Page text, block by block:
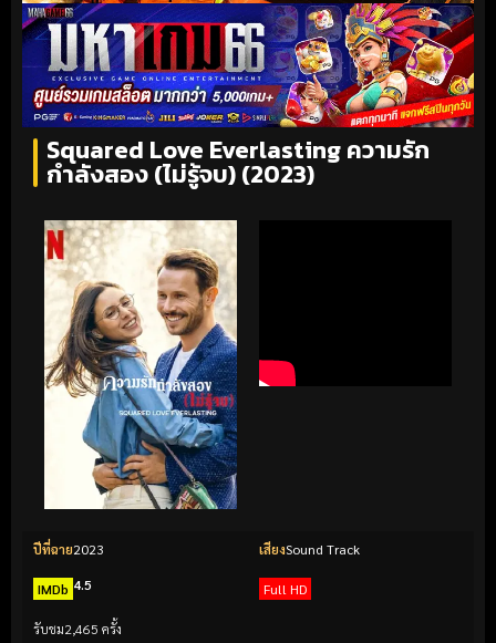
Squared Love Everlasting ความรัก
กำลังสอง (ไม่รู้จบ) (2023)
ปีที่ฉาย2023 เสียงSound Track
IMDb 4.5 Full HD
รับชม2,465 ครั้ง